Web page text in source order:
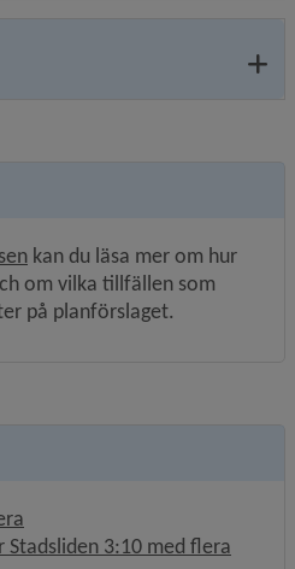
kan du läsa mer om hur
om vilka tillfällen som
på planförslaget.
3:10 med flera